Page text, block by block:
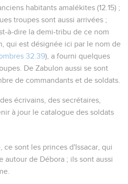
habitants amalékites (12.15) ;
troupes sont aussi arrivées ;
à-dire la demi-tribu de ce nom
qui est désignée ici par le nom de
32.39), a fourni quelques
De Zabulon aussi se sont
de commandants et de soldats.
écrivains, des secrétaires,
à jour le catalogue des soldats
ce sont les princes d'Issacar, qui
autour de Débora ; ils sont aussi